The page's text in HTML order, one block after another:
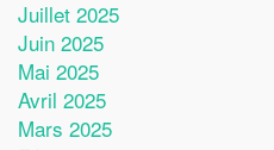
Juillet 2025
Juin 2025
Mai 2025
Avril 2025
Mars 2025